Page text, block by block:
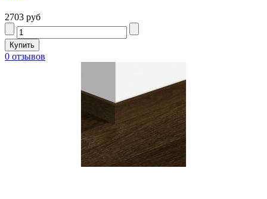
2703 руб
0 отзывов